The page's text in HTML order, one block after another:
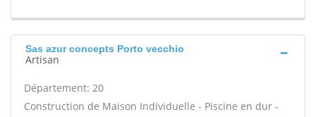
Sas azur concepts Porto vecchio
Artisan
Département: 20
Construction de Maison Individuelle - Piscine en dur -